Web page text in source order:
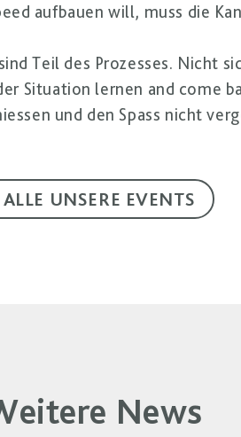
aufbauen will, muss die
Teil des Prozesses. Nicht
Situation lernen and come
und den Spass nicht
ALLE UNSERE EVENTS
News